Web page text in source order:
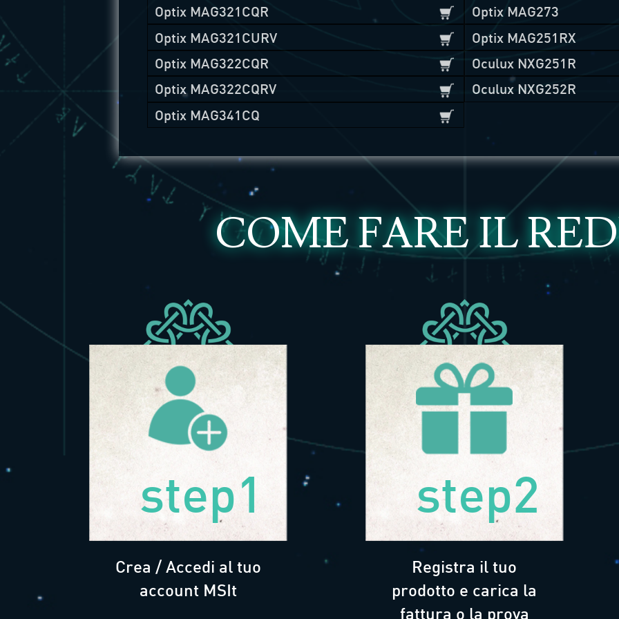
Optix MAG321CQR
Optix MAG321CURV
Optix MAG322CQR
Optix MAG322CQRV
Optix MAG341CQ
Optix MAG273
Optix MAG251RX
Oculux NXG251R
Oculux NXG252R
COME FARE IL
step1
Crea / Accedi al tuo
account MSIt
step2
Registra il tuo
prodotto e carica la
fattura o la prova